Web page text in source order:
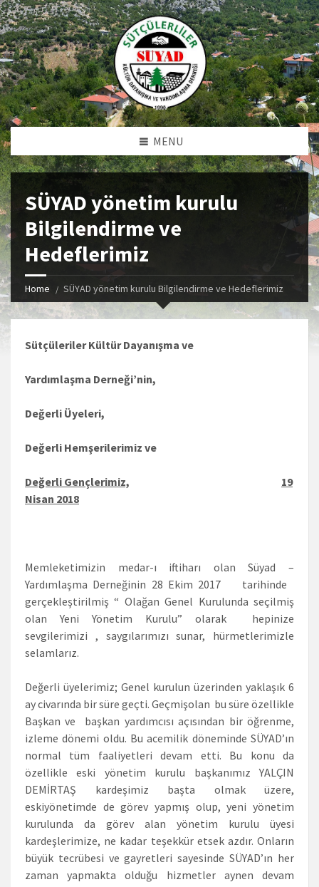
MENU
SÜYAD yönetim kurulu
Bilgilendirme ve
Hedeflerimiz
Home SÜYAD yönetim kurulu Bilgilendirme ve Hedeflerimiz
Sütçüleriler Kültür Dayanışma ve
Yardımlaşma Derneği’nin,
Değerli Üyeleri,
Değerli Hemşerilerimiz ve
Değerli Gençlerimiz,
19
Nisan 2018
Memleketimizin medar-ı iftiharı olan Süyad –
Yardımlaşma Derneğinin 28 Ekim 2017 tarihinde
gerçekleştirilmiş “ Olağan Genel Kurulunda seçilmiş
olan Yeni Yönetim Kurulu” olarak hepinize
sevgilerimizi , saygılarımızı sunar, hürmetlerimizle
selamlarız.
Değerli üyelerimiz; Genel kurulun üzerinden yaklaşık 6
ay civarında bir süre geçti. Geçmişolan bu süre özellikle
Başkan ve başkan yardımcısı açısından bir öğrenme,
izleme dönemi oldu. Bu acemilik döneminde SÜYAD’ın
normal tüm faaliyetleri devam etti. Bu konu da
özellikle eski yönetim kurulu başkanımız YALÇIN
DEMİRTAŞ kardeşimiz başta olmak üzere,
eskiyönetimde de görev yapmış olup, yeni yönetim
kurulunda da görev alan yönetim kurulu üyesi
kardeşlerimize, ne kadar teşekkür etsek azdır. Onların
büyük tecrübesi ve gayretleri sayesinde SÜYAD’ın her
zaman yapmakta olduğu hizmetler aynen devam